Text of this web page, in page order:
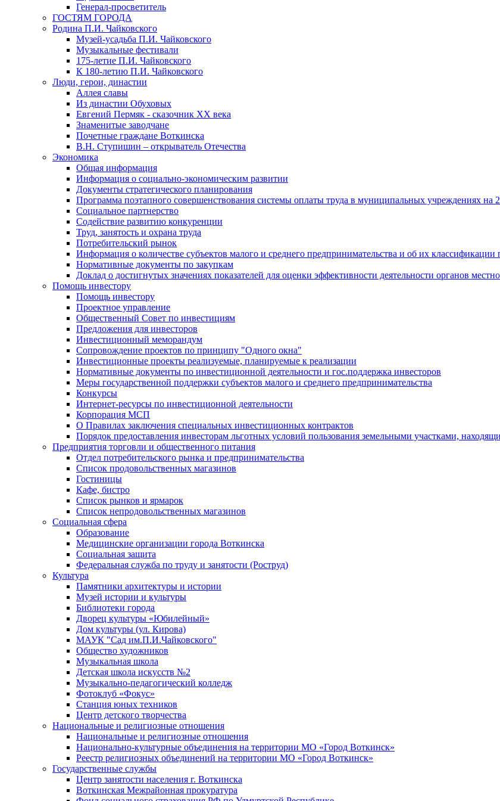
Генерал-просветитель
ГОСТЯМ ГОРОДА
Родина П.И. Чайковского
Музей-усадьба П.И. Чайковского
Музыкальные фестивали
175-летие П.И. Чайковского
К 180-летию П.И. Чайковского
Люди, герои, династии
Аллея славы
Из династии Обуховых
Евгений Пермяк - сказочник XX века
Знаменитые заводчане
Почетные граждане Воткинска
В.Н. Ступишин – открыватель Отечества
Экономика
Общая информация
Информация о социально-экономическим развитии
Документы стратегического планирования
Программа поэтапного совершенствования системы оплаты труда в муниципальных учреждениях на
Социальное партнерство
Содействие развитию конкуренции
Труд, занятость и охрана труда
Потребительский рынок
Информация о количестве субъектов малого и среднего предпринимательства и об их классификации
Нормативные документы по закупкам
Доклад о достигнутых значениях показателей для оценки эффективности деятельности органов
Помощь инвестору
Помощь инвестору
Проектное управление
Общественный Совет по инвестициям
Предложения для инвесторов
Инвестиционный меморандум
Сопровождение проектов по принципу "Oдного окна"
Инвестиционные проекты реализуемые, планируемые к реализации
Нормативные документы по инвестиционной деятельности и гос.поддержка инвесторов
Меры государственной поддержки субъектов малого и среднего предпринимательства
Конкурсы
Интернет-ресурсы по инвестиционной деятельности
Корпорация МСП
О Правилах заключения специальных инвестиционных контрактов
Порядок предоставления инвесторам льготных условий пользования земельными участками,
Предприятия торговли и общественного питания
Отдел потребительского рынка и предпринимательства
Список продовольственных магазинов
Гостиницы
Кафе, бистро
Cписок рынков и ярмарок
Список непродовольственных магазинов
Социальная сфера
Образование
Медицинские организации города Воткинска
Социальная защита
Федеральная служба по труду и занятости (Роструд)
Культура
Памятники архитектуры и истории
Музей истории и культуры
Библиотеки города
Дворец культуры «Юбилейный»
Дом культуры (ул. Кирова)
МАУК "Сад им.П.И.Чайковского"
Общество художников
Музыкальная школа
Детская школа искусств №2
Музыкально-педагогический колледж
Фотоклуб «Фокус»
Станция юных техников
Центр детского творчества
Национальные и религиозные отношения
Национальные и религиозные отношения
Национально-культурные объединения на территории МО «Город Воткинск»
Реестр религиозных объединений на территории МО «Город Воткинск»
Государственные службы
Центр занятости населения г. Воткинска
Воткинская Межрайонная прокуратура